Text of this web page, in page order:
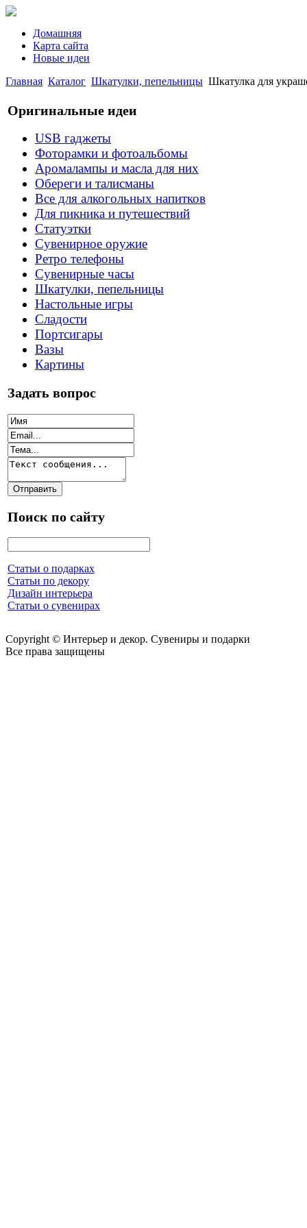
Домашняя
Карта сайта
Новые идеи
Главная Каталог Шкатулки, пепельницы Шкатулка для
Оригинальные идеи
USB гаджеты
Фоторамки и фотоальбомы
Аромалампы и масла для них
Обереги и талисманы
Все для алкогольных напитков
Для пикника и путешествий
Статуэтки
Сувенирное оружие
Ретро телефоны
Сувенирные часы
Шкатулки, пепельницы
Настольные игры
Сладости
Портсигары
Вазы
Картины
Задать вопрос
Поиск по сайту
Статьи о подарках
Статьи по декору
Дизайн интерьера
Статьи о сувенирах
Copyright © Интерьер и декор. Сувениры и подарки
Все права защищены